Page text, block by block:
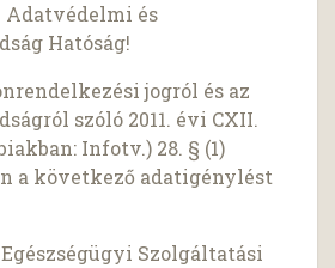
és
Hatóság!
jogról és az
szóló 2011. évi CXII.
Infotv.) 28. § (1)
a következő adatigénylést
Szolgáltatási